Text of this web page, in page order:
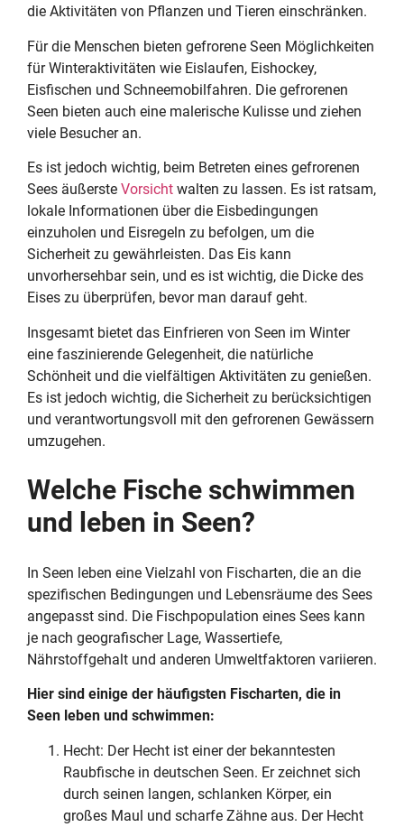
die Aktivitäten von Pflanzen und Tieren einschränken.
Für die Menschen bieten gefrorene Seen Möglichkeiten
für Winteraktivitäten wie Eislaufen, Eishockey,
Eisfischen und Schneemobilfahren. Die gefrorenen
Seen bieten auch eine malerische Kulisse und ziehen
viele Besucher an.
Es ist jedoch wichtig, beim Betreten eines gefrorenen
Sees äußerste Vorsicht walten zu lassen. Es ist ratsam,
lokale Informationen über die Eisbedingungen
einzuholen und Eisregeln zu befolgen, um die
Sicherheit zu gewährleisten. Das Eis kann
unvorhersehbar sein, und es ist wichtig, die Dicke des
Eises zu überprüfen, bevor man darauf geht.
Insgesamt bietet das Einfrieren von Seen im Winter
eine faszinierende Gelegenheit, die natürliche
Schönheit und die vielfältigen Aktivitäten zu genießen.
Es ist jedoch wichtig, die Sicherheit zu berücksichtigen
und verantwortungsvoll mit den gefrorenen Gewässern
umzugehen.
Welche Fische schwimmen
und leben in Seen?
In Seen leben eine Vielzahl von Fischarten, die an die
spezifischen Bedingungen und Lebensräume des Sees
angepasst sind. Die Fischpopulation eines Sees kann
je nach geografischer Lage, Wassertiefe,
Nährstoffgehalt und anderen Umweltfaktoren variieren.
Hier sind einige der häufigsten Fischarten, die in
Seen leben und schwimmen:
Hecht: Der Hecht ist einer der bekanntesten
Raubfische in deutschen Seen. Er zeichnet sich
durch seinen langen, schlanken Körper, ein
großes Maul und scharfe Zähne aus. Der Hecht